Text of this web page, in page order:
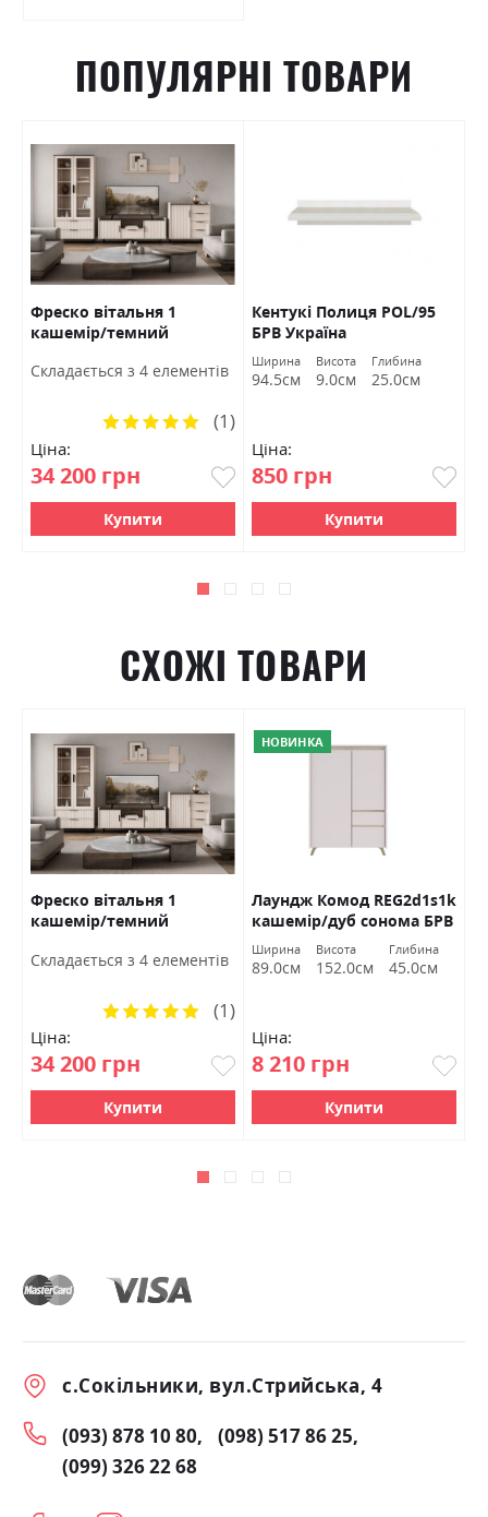
ПОПУЛЯРНІ ТОВАРИ
Фреско вітальня 1
кашемір/темний
Cкладається з 4 елементів
Ціна:
34 200 грн
Рейтинг:
(1)
Купити
Кентукі Полиця POL/95
БРВ Україна
Ширина
94.5см
Висота
9.0см
Глибина
25.0см
Ціна:
850 грн
Купити
СХОЖІ ТОВАРИ
Фреско вітальня 1
кашемір/темний
Cкладається з 4 елементів
Ціна:
34 200 грн
Рейтинг:
(1)
Купити
НОВИНКА
Лаундж Комод REG2d1s1k
кашемір/дуб сонома БРВ
Україна
Ширина
89.0см
Висота
152.0см
Глибина
45.0см
Ціна:
8 210 грн
Купити
с.Сокільники, вул.Стрийська, 4
(093) 878 10 80
(098) 517 86 25
(099) 326 22 68